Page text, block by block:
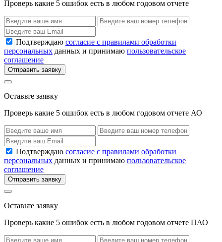
Проверь какие 5 ошибок есть в любом годовом отчете
Подтверждаю согласие с правилами обработки
персональных данных и принимаю пользовательское
соглашение
Отправить заявку
Оставьте заявку
Проверь какие 5 ошибок есть в любом годовом отчете АО
Подтверждаю согласие с правилами обработки
персональных данных и принимаю пользовательское
соглашение
Отправить заявку
Оставьте заявку
Проверь какие 5 ошибок есть в любом годовом отчете ПАО